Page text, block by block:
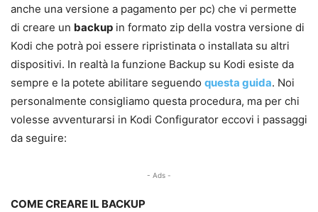
anche una versione a pagamento per pc) che vi permette
di creare un backup in formato zip della vostra versione di
Kodi che potrà poi essere ripristinata o installata su altri
dispositivi. In realtà la funzione Backup su Kodi esiste da
sempre e la potete abilitare seguendo questa guida. Noi
personalmente consigliamo questa procedura, ma per chi
volesse avventurarsi in Kodi Configurator eccovi i passaggi
da seguire:
- Ads -
COME CREARE IL BACKUP